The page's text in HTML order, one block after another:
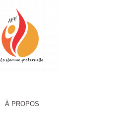
À PROPOS